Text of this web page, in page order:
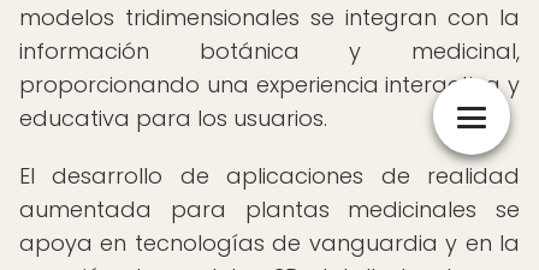
modelos tridimensionales se integran con la
información botánica y medicinal,
proporcionando una experiencia interactiva y
educativa para los usuarios.
El desarrollo de aplicaciones de realidad
aumentada para plantas medicinales se
apoya en tecnologías de vanguardia y en la